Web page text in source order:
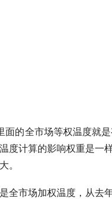
面的全市场等权温度就
度计算的影响权重是一
。
全市场加权温度，从去